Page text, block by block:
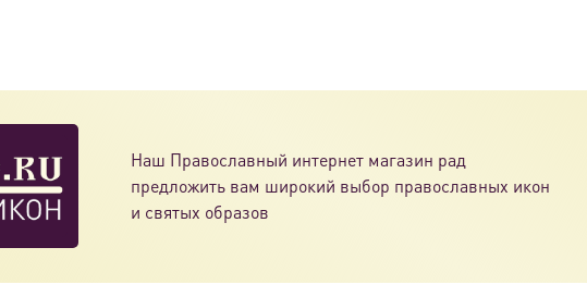
Наш Православный интернет магазин рад
предложить вам широкий выбор православных икон
и святых образов